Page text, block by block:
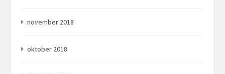
november 2018
oktober 2018